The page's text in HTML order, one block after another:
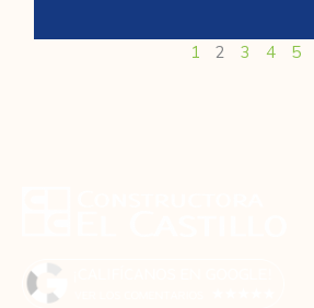
1 2 3 4 5